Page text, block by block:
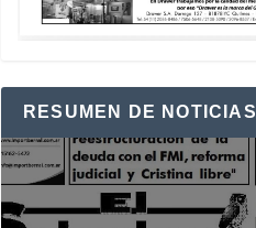
RESUMEN DE NOTICIAS
Reproductor
de
vídeo